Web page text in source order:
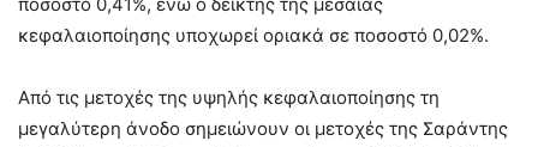
κεφαλαιοποίησης υποχωρεί οριακά σε ποσοστό 0,02%.
Από τις μετοχές της υψηλής κεφαλαιοποίησης τη
μεγαλύτερη άνοδο σημειώνουν οι μετοχές της Σαράντης